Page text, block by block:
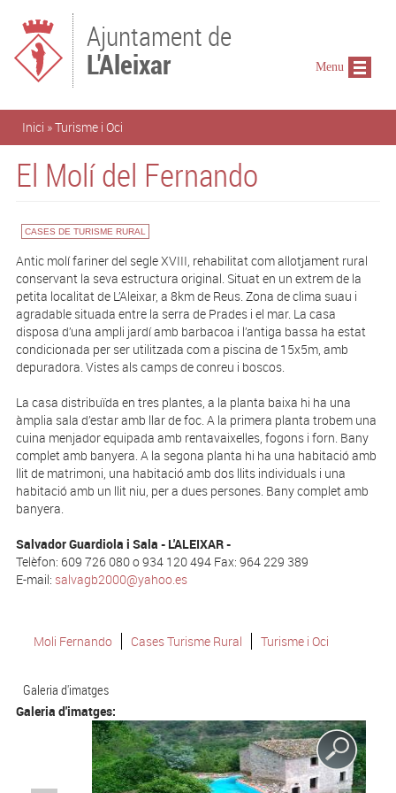
Ajuntament de
L'Aleixar
Esteu aquí
Inici »Turisme i Oci
El Molí del Fernando
CASES DE TURISME RURAL
Antic molí fariner del segle XVIII, rehabilitat com allotjament rural
conservant la seva estructura original. Situat en un extrem de la
petita localitat de L’Aleixar, a 8km de Reus. Zona de clima suau i
agradable situada entre la serra de Prades i el mar. La casa
disposa d’una ampli jardí amb barbacoa i l’antiga bassa ha estat
condicionada per ser utilitzada com a piscina de 15x5m, amb
depuradora. Vistes als camps de conreu i boscos.
La casa distribuïda en tres plantes, a la planta baixa hi ha una
àmplia sala d’estar amb llar de foc. A la primera planta trobem una
cuina menjador equipada amb rentavaixelles, fogons i forn. Bany
complet amb banyera. A la segona planta hi ha una habitació amb
llit de matrimoni, una habitació amb dos llits individuals i una
habitació amb un llit niu, per a dues persones. Bany complet amb
banyera.
Salvador Guardiola i Sala - L'ALEIXAR -
Telèfon: 609 726 080 o 934 120 494 Fax: 964 229 389
E-mail: salvagb2000@yahoo.es
Moli Fernando Cases Turisme Rural Turisme i Oci
Galeria d'imatges
Galeria d'imatges:
Menu